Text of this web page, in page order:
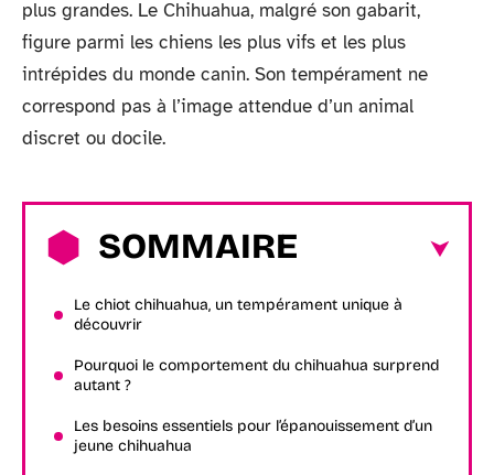
plus grandes. Le Chihuahua, malgré son gabarit,
figure parmi les chiens les plus vifs et les plus
intrépides du monde canin. Son tempérament ne
correspond pas à l’image attendue d’un animal
discret ou docile.
SOMMAIRE
Le chiot chihuahua, un tempérament unique à
découvrir
Pourquoi le comportement du chihuahua surprend
autant ?
Les besoins essentiels pour l’épanouissement d’un
jeune chihuahua